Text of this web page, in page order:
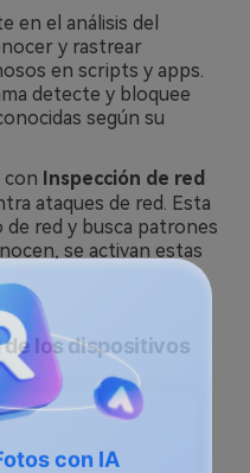
en el análisis del
y rastrear
en scripts y apps.
detecte y bloquee
según su
con Inspección de red
ataques de red. Esta
red y busca patrones
se activan estas
de los dispositivos